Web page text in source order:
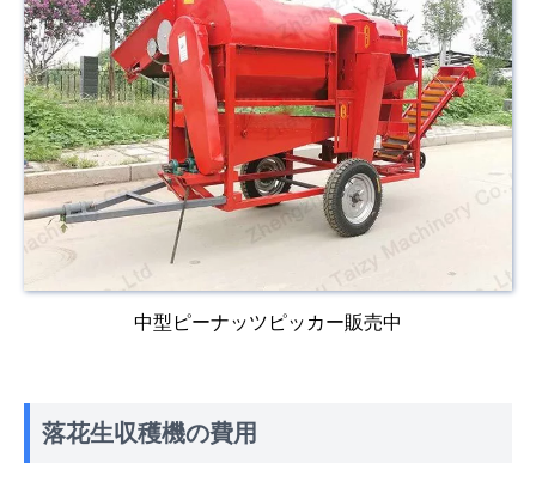
中型ピーナッツピッカー販売中
落花生収穫機の費用